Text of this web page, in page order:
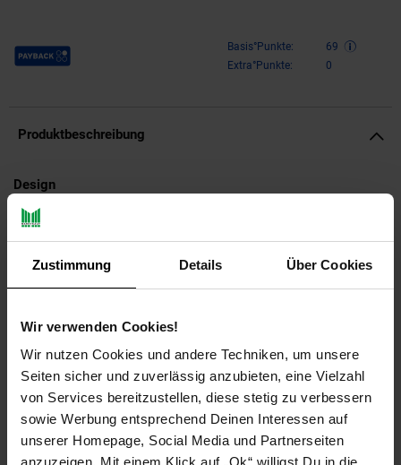
Zustimmung Details Über Cookies
Wir verwenden Cookies!
Wir nutzen Cookies und andere Techniken, um unsere
Seiten sicher und zuverlässig anzubieten, eine Vielzahl
von Services bereitzustellen, diese stetig zu verbessern
sowie Werbung entsprechend Deinen Interessen auf
unserer Homepage, Social Media und Partnerseiten
anzuzeigen. Mit einem Klick auf „Ok“ willigst Du in die
Payback Punkte Basis°Punkte:
69
Extra°Punkte:
0
Produktbeschreibung
Design
Materialmix aus massivem Holz und robustem Metall
Natürlich gehaltene Tischplatten mit schwarzen
Tischgestellen
Großer Tisch: 30,5 x 54 x 30,5 cm
Kleiner Tisch: 30,5 x 43 x 30,5 cm
Tischplattenstärke: 3 cm